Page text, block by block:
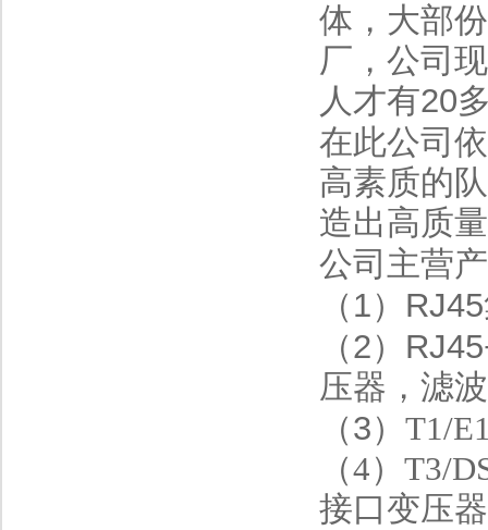
体， 大部
厂，公司
人才有20
在此公司
高素质的
造出高质量
公司主营
（1）
（2）
压器，滤
（3） T1/
（4）T3/
接口变压器